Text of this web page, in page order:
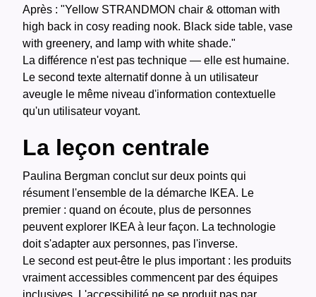
Après : "Yellow STRANDMON chair & ottoman with
high back in cosy reading nook. Black side table, vase
with greenery, and lamp with white shade."
La différence n'est pas technique — elle est humaine.
Le second texte alternatif donne à un utilisateur
aveugle le même niveau d'information contextuelle
qu'un utilisateur voyant.
La leçon centrale
Paulina Bergman conclut sur deux points qui
résument l'ensemble de la démarche IKEA. Le
premier : quand on écoute, plus de personnes
peuvent explorer IKEA à leur façon. La technologie
doit s'adapter aux personnes, pas l'inverse.
Le second est peut-être le plus important : les produits
vraiment accessibles commencent par des équipes
inclusives. L'accessibilité ne se produit pas par